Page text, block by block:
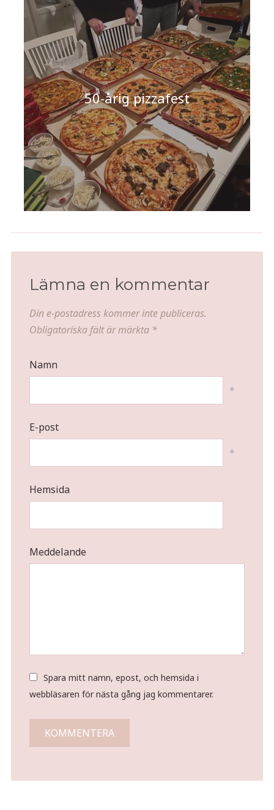
50-årig pizzafest
Lämna en kommentar
Din e-postadress kommer inte publiceras.
Obligatoriska fält är märkta *
Namn
*
E-post
*
Hemsida
Meddelande
Spara mitt namn, epost, och hemsida i
webbläsaren för nästa gång jag kommentarer.